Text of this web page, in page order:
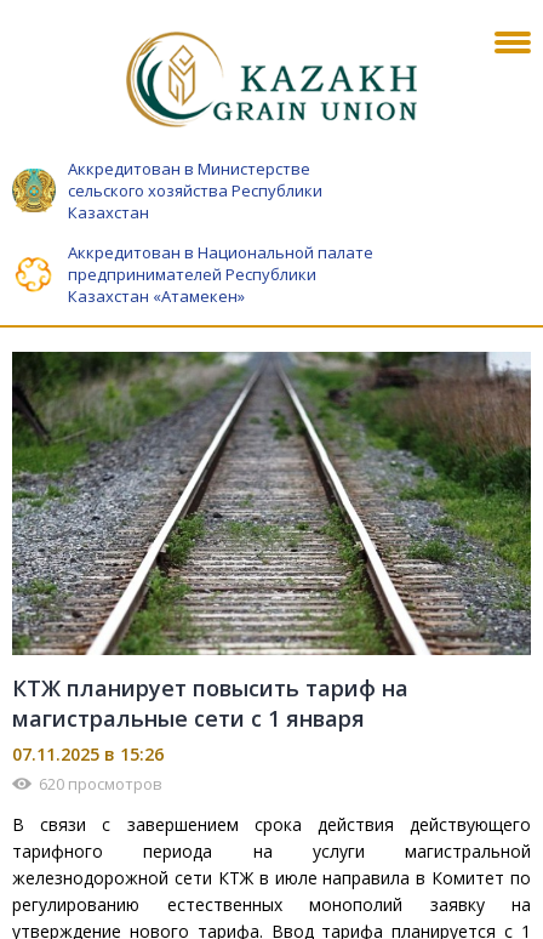
Аккредитован в Министерстве
сельского хозяйства Республики
Казахстан
Аккредитован в Национальной палате
предпринимателей Республики
Казахстан «Атамекен»
КТЖ планирует повысить тариф на
магистральные сети с 1 января
07.11.2025 в 15:26
620 просмотров
В связи с завершением срока действия действующего
тарифного периода на услуги магистральной
железнодорожной сети КТЖ в июле направила в Комитет по
регулированию естественных монополий заявку на
утверждение нового тарифа. Ввод тарифа планируется с 1